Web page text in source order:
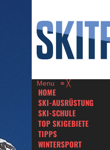
Menu ≡ ╳
HOME
SKI-AUSRÜSTUNG
SKI-SCHULE
TOP SKIGEBIETE
TIPPS
WINTERSPORT